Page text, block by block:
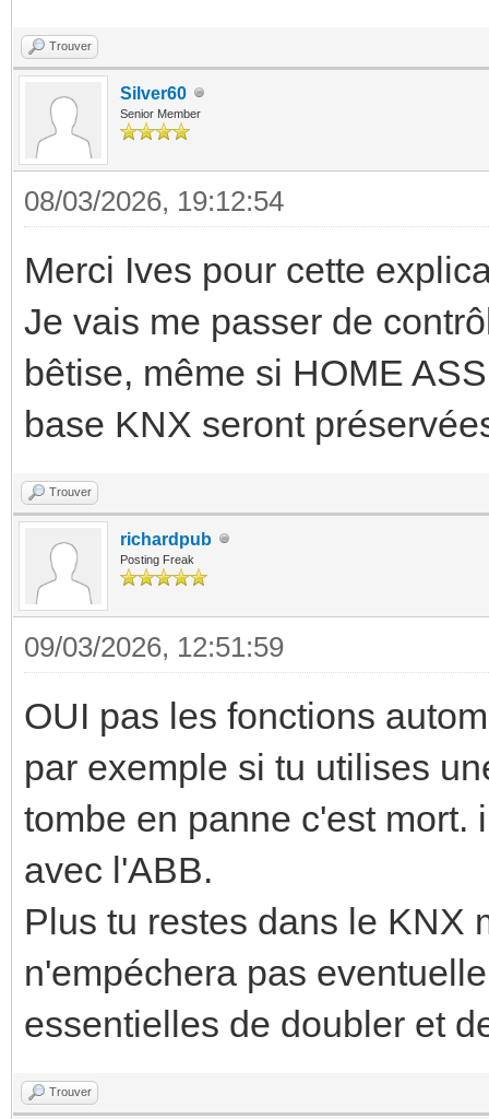
Trouver
Silver60
Senior Member
08/03/2026, 19:12:54
Merci Ives pour cette
Je vais me passer de
bêtise, même si HOME
base KNX seront
Trouver
richardpub
Posting Freak
09/03/2026, 12:51:59
OUI pas les fonctions
par exemple si tu utilises
tombe en panne c'est mort.
avec l'ABB.
Plus tu restes dans le KNX
n'empéchera pas
essentielles de doubler et
Trouver